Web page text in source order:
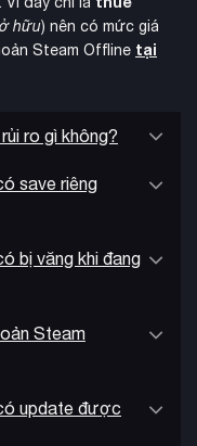
Packs như
và cơ chế gameplay
mối quan hệ quan
of the Holy Roman
Elegance of the
hữu) nên có mức giá
Steam Offline tại
ro gì không?
save riêng
bị văng khi đang
Steam
update được